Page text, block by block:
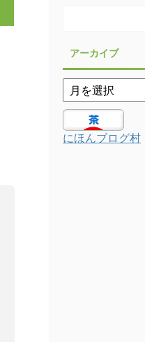
アーカイブ
にほんブログ村